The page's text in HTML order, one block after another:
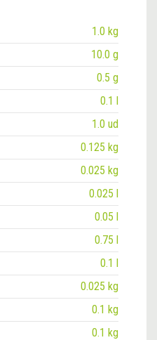
1.0 kg
10.0 g
0.5 g
0.1 l
1.0 ud
0.125 kg
0.025 kg
0.025 l
0.05 l
0.75 l
0.1 l
0.025 kg
0.1 kg
0.1 kg